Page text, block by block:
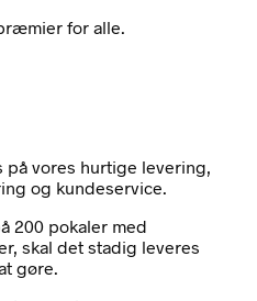
for alle.
vores hurtige levering,
og kundeservice.
200 pokaler med
skal det stadig leveres
gøre.